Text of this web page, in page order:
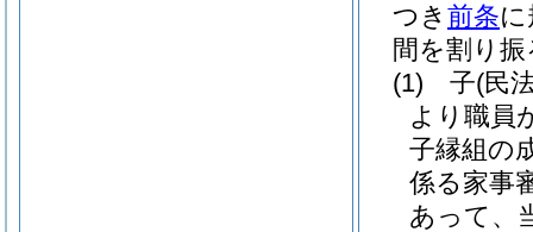
つき 前条
間を割り
(1)
子(民
より職員
子縁組の
係る家事
あって、